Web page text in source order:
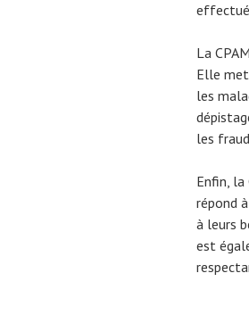
La
Elle
les
les
Enfin,
répond
à leurs
est